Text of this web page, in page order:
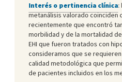
Interés o pertinencia clínica:
metanálisis valorado coinciden
recientemente que encontró
morbilidad y de la mortalidad
EHI que fueron tratados con
consideramos que se requieren
calidad metodológica que
de pacientes incluidos en los